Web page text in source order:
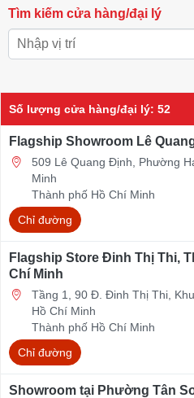
Tìm kiếm cửa hàng/đại lý
Số lượng cửa hàng/đại lý: 52
Flagship Showroom Lê
509 Lê Quang Định, Phường
Minh
Thành phố Hồ Chí Minh
Chỉ đường
Flagship Store Đinh Thị Thi,
Chí Minh
Tầng 1, 90 Đ. Đinh Thị Thi,
Hồ Chí Minh
Thành phố Hồ Chí Minh
Chỉ đường
Showroom tại Phường Tân